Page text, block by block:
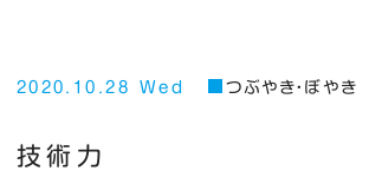
2020.10.28 Wed つぶやき・ぼやき
技術力